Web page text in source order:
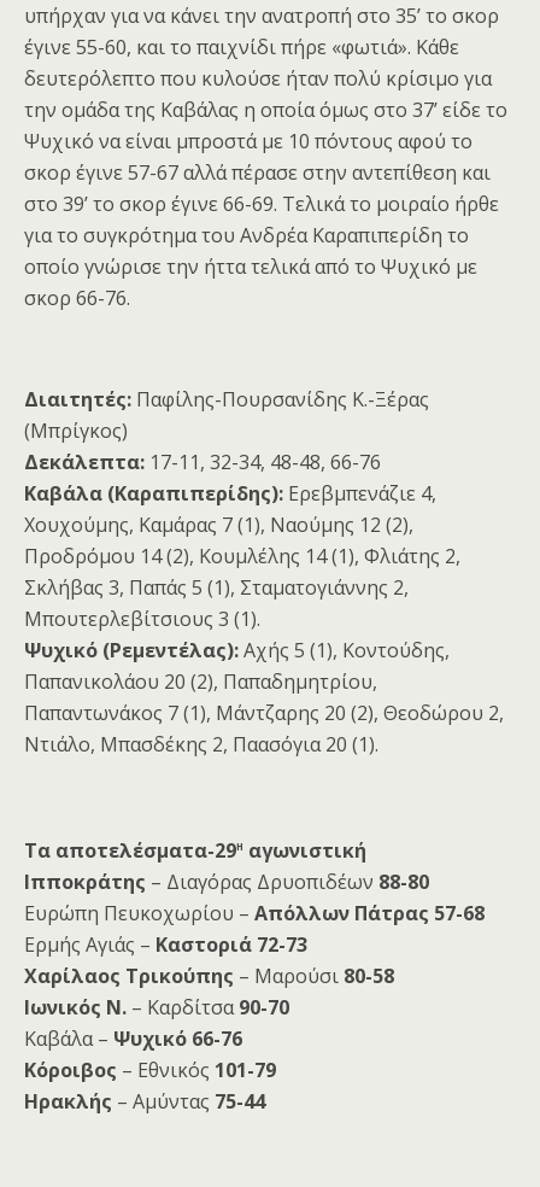
υπήρχαν για να κάνει την ανατροπή στο 35’ το σκορ
έγινε 55-60, και το παιχνίδι πήρε «φωτιά». Κάθε
δευτερόλεπτο που κυλούσε ήταν πολύ κρίσιμο για
την ομάδα της Καβάλας η οποία όμως στο 37’ είδε το
Ψυχικό να είναι μπροστά με 10 πόντους αφού το
σκορ έγινε 57-67 αλλά πέρασε στην αντεπίθεση και
στο 39’ το σκορ έγινε 66-69. Τελικά το μοιραίο ήρθε
για το συγκρότημα του Ανδρέα Καραπιπερίδη το
οποίο γνώρισε την ήττα τελικά από το Ψυχικό με
σκορ 66-76.
Διαιτητές: Παφίλης-Πουρσανίδης Κ.-Ξέρας
(Μπρίγκος)
Δεκάλεπτα: 17-11, 32-34, 48-48, 66-76
Καβάλα (Καραπιπερίδης): Ερεβμπενάζιε 4,
Χουχούμης, Καμάρας 7 (1), Ναούμης 12 (2),
Προδρόμου 14 (2), Κουμλέλης 14 (1), Φλιάτης 2,
Σκλήβας 3, Παπάς 5 (1), Σταματογιάννης 2,
Μπουτερλεβίτσιους 3 (1).
Ψυχικό (Ρεμεντέλας):Αχής 5 (1), Κοντούδης,
Παπανικολάου 20 (2), Παπαδημητρίου,
Παπαντωνάκος 7 (1), Μάντζαρης 20 (2), Θεοδώρου 2,
Ντιάλο, Μπασδέκης 2, Παασόγια 20 (1).
Τα αποτελέσματα-29η αγωνιστική
Ιπποκράτης – Διαγόρας Δρυοπιδέων 88-80
Ευρώπη Πευκοχωρίου – Απόλλων Πάτρας 57-68
Ερμής Αγιάς – Καστοριά 72-73
Χαρίλαος Τρικούπης – Μαρούσι 80-58
Ιωνικός Ν. – Καρδίτσα90-70
Καβάλα – Ψυχικό 66-76
Κόροιβος – Εθνικός 101-79
Ηρακλής – Αμύντας 75-44